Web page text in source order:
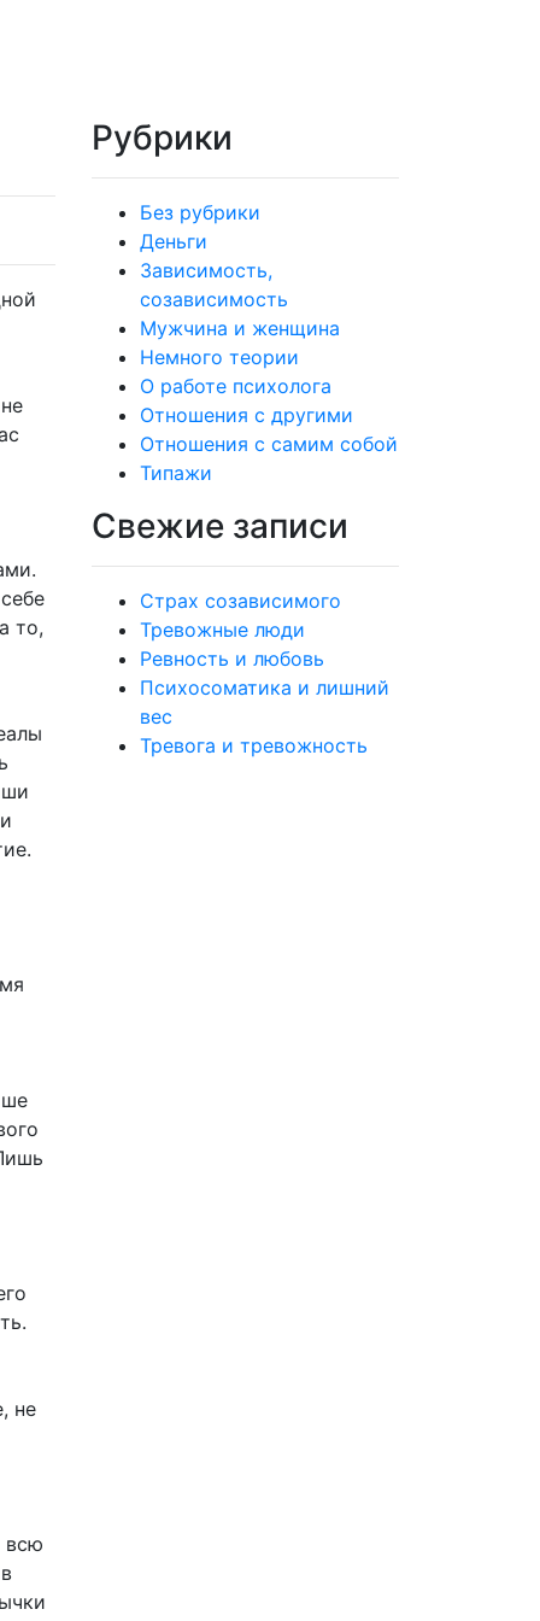
то,
не
всю
Рубрики
Без рубрики
Деньги
Зависимость,
созависимость
Мужчина и женщина
Немного теории
О работе психолога
Отношения с другими
Отношения с самим собой
Типажи
Свежие записи
Страх созависимого
Тревожные люди
Ревность и любовь
Психосоматика и лишний
вес
Тревога и тревожность